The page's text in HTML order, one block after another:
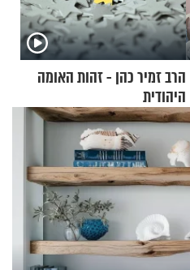
הרב זמיר כהן - זהות האומה
היהודית